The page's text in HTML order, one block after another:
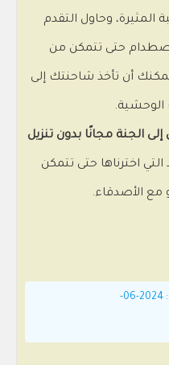
وحاول التقدم
حتى تتمكن من
أن تأخذ شاحنتك إلى
الوحشية.
التي اخترناها حتى تتمكن
مع الأصدقاء.
تم تحميل اللعبة وتحديثها بالتاريخ: 2024-06-